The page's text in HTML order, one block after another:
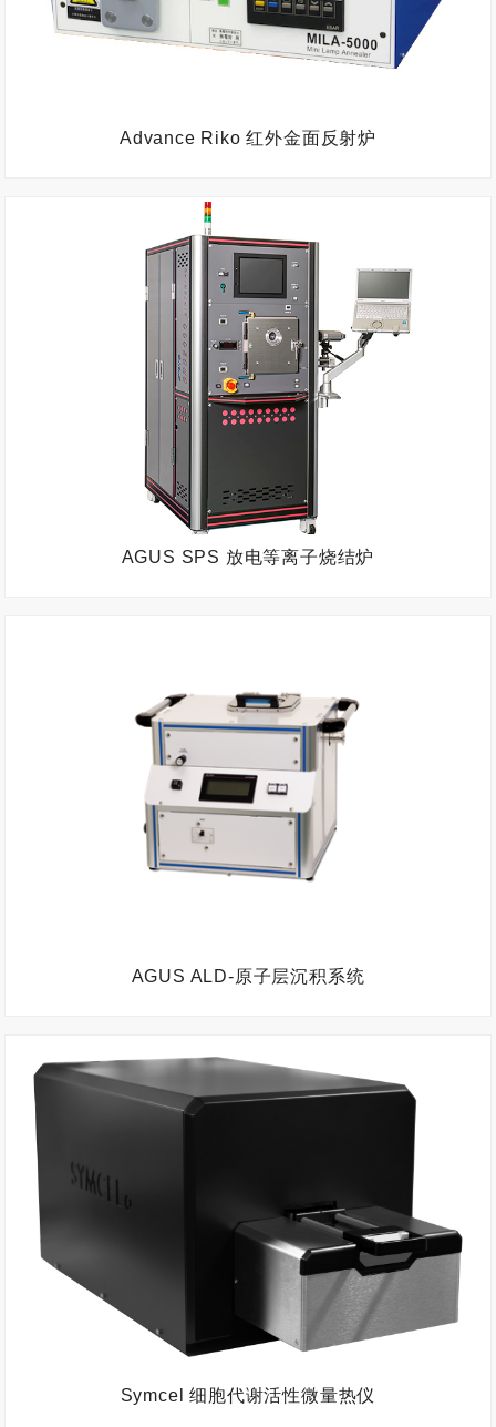
Advance Riko 红外金面反射炉
AGUS SPS 放电等离子烧结炉
AGUS ALD-原子层沉积系统
Symcel 细胞代谢活性微量热仪